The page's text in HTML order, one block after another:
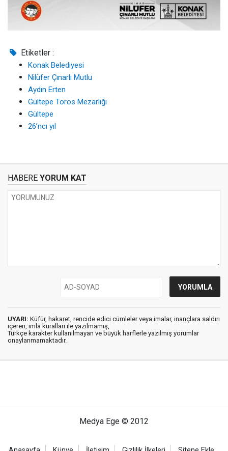
Etiketler :
Konak Belediyesi
Nilüfer Çınarlı Mutlu
Aydın Erten
Gültepe Toros Mezarlığı
Gültepe
26’ncı yıl
HABERE YORUM KAT
UYARI: Küfür, hakaret, rencide edici cümleler veya imalar, inançlara saldırı
içeren, imla kuralları ile yazılmamış,
Türkçe karakter kullanılmayan ve büyük harflerle yazılmış yorumlar
onaylanmamaktadır.
Medya Ege © 2012